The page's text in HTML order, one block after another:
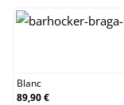
Blanc
89,90 €